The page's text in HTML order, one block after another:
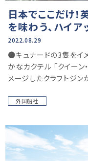
日本でここだけ！
を味わう、ハイア
船旅を想うひととき
2022.08.29
●キュナードの3隻をイ
かなカクテル 「クイー
メージしたクラフトジン
外国船社